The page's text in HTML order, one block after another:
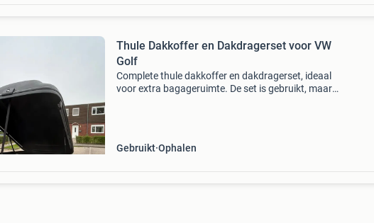
Thule Dakkoffer en Dakdragerset voor VW
Golf
Complete thule dakkoffer en dakdragerset, ideaal
voor extra bagageruimte. De set is gebruikt, maar
Gebruikt Ophalen